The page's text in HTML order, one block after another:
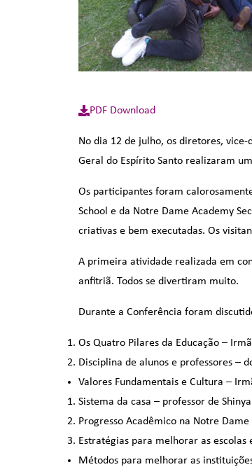
PDF Download
No dia 12 de julho, os diretores,
Geral do Espírito Santo realizaram
Os participantes foram
School e da Notre Dame Academy
criativas e bem executadas. Os
A primeira atividade realizada em
anfitriã. Todos se divertiram muito.
Durante a Conferência foram
Os Quatro Pilares da Educação –
Disciplina de alunos e professores –
Valores Fundamentais e Cultura –
Sistema da casa – professor de
Progresso Acadêmico na Notre
Estratégias para melhorar as
Métodos para melhorar as